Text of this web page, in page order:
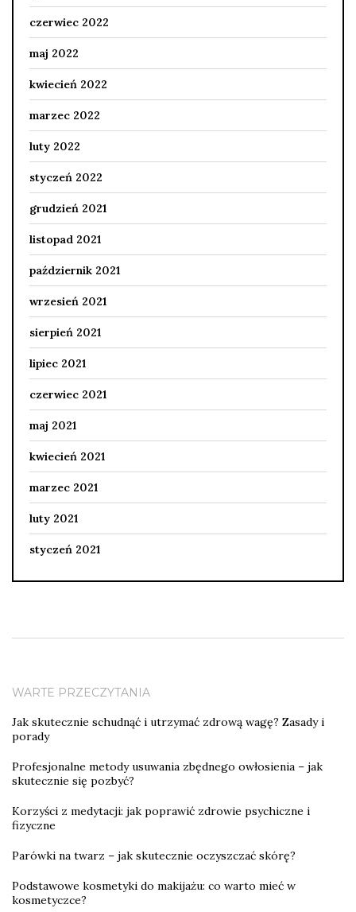
czerwiec 2022
maj 2022
kwiecień 2022
marzec 2022
luty 2022
styczeń 2022
grudzień 2021
listopad 2021
październik 2021
wrzesień 2021
sierpień 2021
lipiec 2021
czerwiec 2021
maj 2021
kwiecień 2021
marzec 2021
luty 2021
styczeń 2021
WARTE PRZECZYTANIA
Jak skutecznie schudnąć i utrzymać zdrową wagę? Zasady i
porady
Profesjonalne metody usuwania zbędnego owłosienia – jak
skutecznie się pozbyć?
Korzyści z medytacji: jak poprawić zdrowie psychiczne i
fizyczne
Parówki na twarz – jak skutecznie oczyszczać skórę?
Podstawowe kosmetyki do makijażu: co warto mieć w
kosmetyczce?